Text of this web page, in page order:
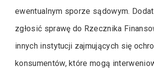
ewentualnym sporze sądowym.
zgłosić sprawę do Rzecznika
innych instytucji zajmujących się
konsumentów, które mogą